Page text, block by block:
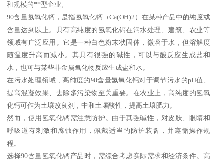
和规模的**型企业。
90含量氢氧化钙，是指氢氧化钙（Ca(OH)2）在某种产品中的纯度或
含量达到以上。具有高纯度的氢氧化钙在污水处理、建筑、农业等
领域有广泛应用。它是一种白色粉末状固体，微溶于水，但溶解度
随温度升高而减小。其具有很强的碱性，可以与酸反应生成盐和
水，也可与某些非金属氧化物反应生成盐和水。
在污水处理领域，高纯度的90含量氢氧化钙对于调节污水的pH值、
提高混凝效果、去除多污染物至关重要。在农业上，高纯度的氢氧
化钙可作为土壤改良剂，中和土壤酸性，提高土壤肥力。
然而，使用氢氧化钙需注意防护。由于其强碱性，对皮肤、眼睛和
呼吸道有刺激和腐蚀作用，佩戴适当的防护装备，并遵循操作规
程。
选择90含量氢氧化钙产品时，需综合考虑实际需求和经济条件。高